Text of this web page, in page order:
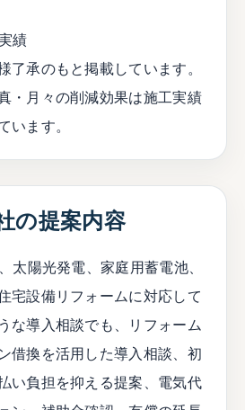
績
了承のもと掲載しています。
・月々の削減効果は施工実績
います。
の提案内容
太陽光発電、家庭用蓄電池、
宅設備リフォームに対応して
な導入相談でも、リフォーム
借換を活用した導入相談、初
い負担を抑える提案、電気代